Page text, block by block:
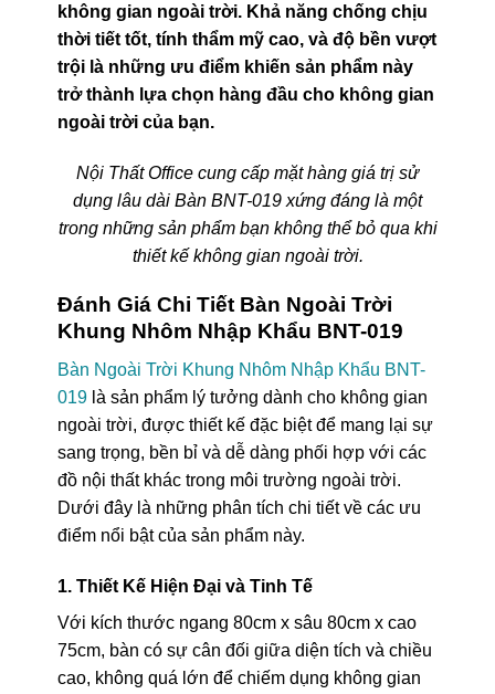
không gian ngoài trời. Khả năng chống chịu
thời tiết tốt, tính thẩm mỹ cao, và độ bền vượt
trội là những ưu điểm khiến sản phẩm này
trở thành lựa chọn hàng đầu cho không gian
ngoài trời của bạn.
Nội Thất Office cung cấp mặt hàng giá trị sử
dụng lâu dài Bàn BNT-019 xứng đáng là một
trong những sản phẩm bạn không thể bỏ qua khi
thiết kế không gian ngoài trời.
Đánh Giá Chi Tiết Bàn Ngoài Trời
Khung Nhôm Nhập Khẩu BNT-019
Bàn Ngoài Trời Khung Nhôm Nhập Khẩu BNT-
019là sản phẩm lý tưởng dành cho không gian
ngoài trời, được thiết kế đặc biệt để mang lại sự
sang trọng, bền bỉ và dễ dàng phối hợp với các
đồ nội thất khác trong môi trường ngoài trời.
Dưới đây là những phân tích chi tiết về các ưu
điểm nổi bật của sản phẩm này.
1. Thiết Kế Hiện Đại và Tinh Tế
Với kích thước ngang 80cm x sâu 80cm x cao
75cm, bàn có sự cân đối giữa diện tích và chiều
cao, không quá lớn để chiếm dụng không gian